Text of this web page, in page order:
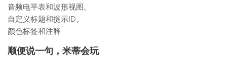
音频电平表和波形视图。
自定义标题和提示ID。
颜色标签和注释
顺便说一句，米蒂会玩